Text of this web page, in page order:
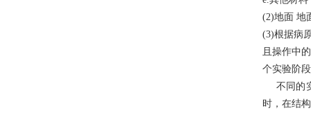
(2)地面 地
(3)根据病
且操作中
个实验阶
不同的实
时，在结